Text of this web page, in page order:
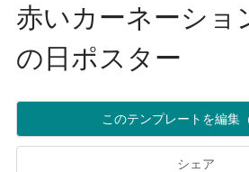
赤いカーネーショ
の日ポスター
このテンプレートを編集
シェア